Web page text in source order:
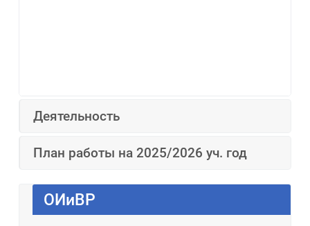
Деятельность
План работы на 2025/2026 уч. год
ОИиВР